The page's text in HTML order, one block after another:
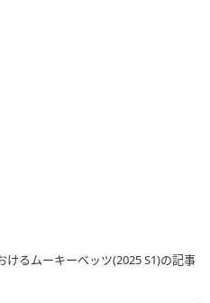
けるムーキーベッツ(2025 S1)の記事